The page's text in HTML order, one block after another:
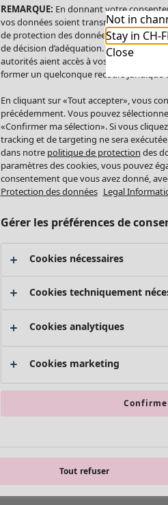
Not in
Stay in CH-
Close
REMARQUE: En donnant votre
vos données soient transmises aux
de protection des données comparable à
de décision d’adéquation. Par
autorités aient accès à vos données à
former un quelconque recours juridique
En cliquant sur «Tout accepter», vous
précédemment. Vous pouvez
«Confirmer ma sélection». Si vous
tracking et de targeting ne sera
dans notre politique de protection des
paramètres des cookies, vous pouvez
consentement que vous avez donné,
Protection des données Legal
Gérer les préférences de
Cookies nécessaires
Cookies techniquement
Cookies analytiques
Cookies marketing
Tout refuser